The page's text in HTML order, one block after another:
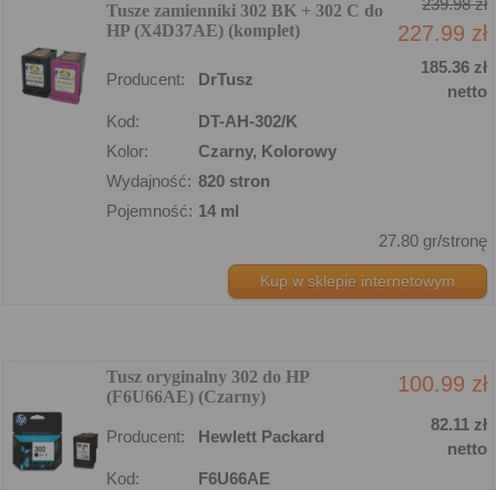
Tusze zamienniki 302 BK + 302 C do
HP (X4D37AE) (komplet)
227.99 zł
Producent: DrTusz
185.36 zł
netto
Kod:
DT-AH-302/K
Kolor:
Czarny, Kolorowy
Wydajność: 820 stron
Pojemność: 14 ml
27.80 gr/stronę
Kup w sklepie internetowym
Tusz oryginalny 302 do HP
(F6U66AE) (Czarny)
100.99 zł
Producent: Hewlett Packard
82.11 zł
netto
Kod:
F6U66AE